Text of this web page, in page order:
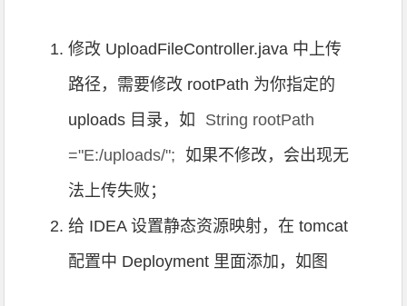
修改 UploadFileController.java 中上传
路径，需要修改 rootPath 为你指定的
uploads 目录，如
String rootPath
="E:/uploads/"; 如果不修改，会出现无
法上传失败；
给 IDEA 设置静态资源映射，在 tomcat
配置中 Deployment 里面添加，如图